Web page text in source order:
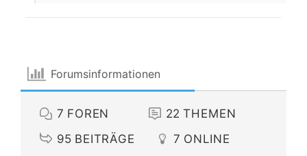
Forumsinformationen
7 FOREN 22 THEMEN
95 BEITRÄGE 7 ONLINE